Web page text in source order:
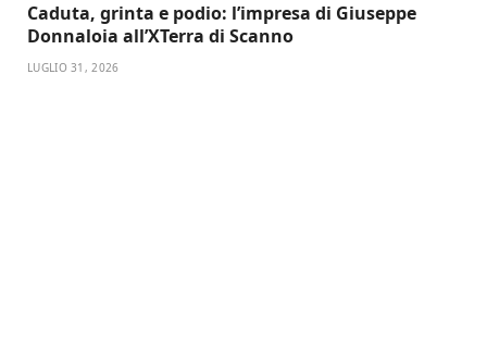
Caduta, grinta e podio: l’impresa di Giuseppe
Donnaloia all’XTerra di Scanno
LUGLIO 31, 2026